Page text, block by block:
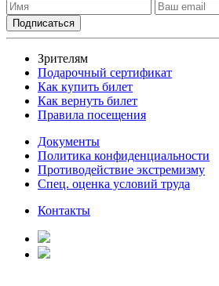
Зрителям
Подарочный сертификат
Как купить билет
Как вернуть билет
Правила посещения
Документы
Политика конфиденциальности
Противодействие экстремизму
Спец. оценка условий труда
Контакты